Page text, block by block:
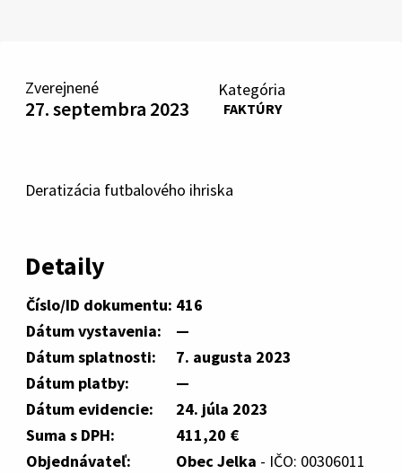
Zverejnené
27. septembra 2023
Kategória
FAKTÚRY
Deratizácia futbalového ihriska
Detaily
Číslo/ID dokumentu: 416
Dátum vystavenia:
—
Dátum splatnosti:
7. augusta 2023
Dátum platby:
—
Dátum evidencie:
24. júla 2023
Suma s DPH:
411,20 €
Objednávateľ:
Obec Jelka - IČO: 00306011